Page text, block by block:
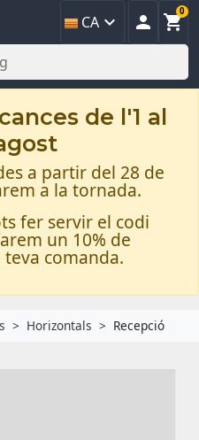
CA   
0
de l'1 al
a partir del 28 de
a la tornada.
fer servir el codi
un 10% de
comanda.
Horizontals Recepció